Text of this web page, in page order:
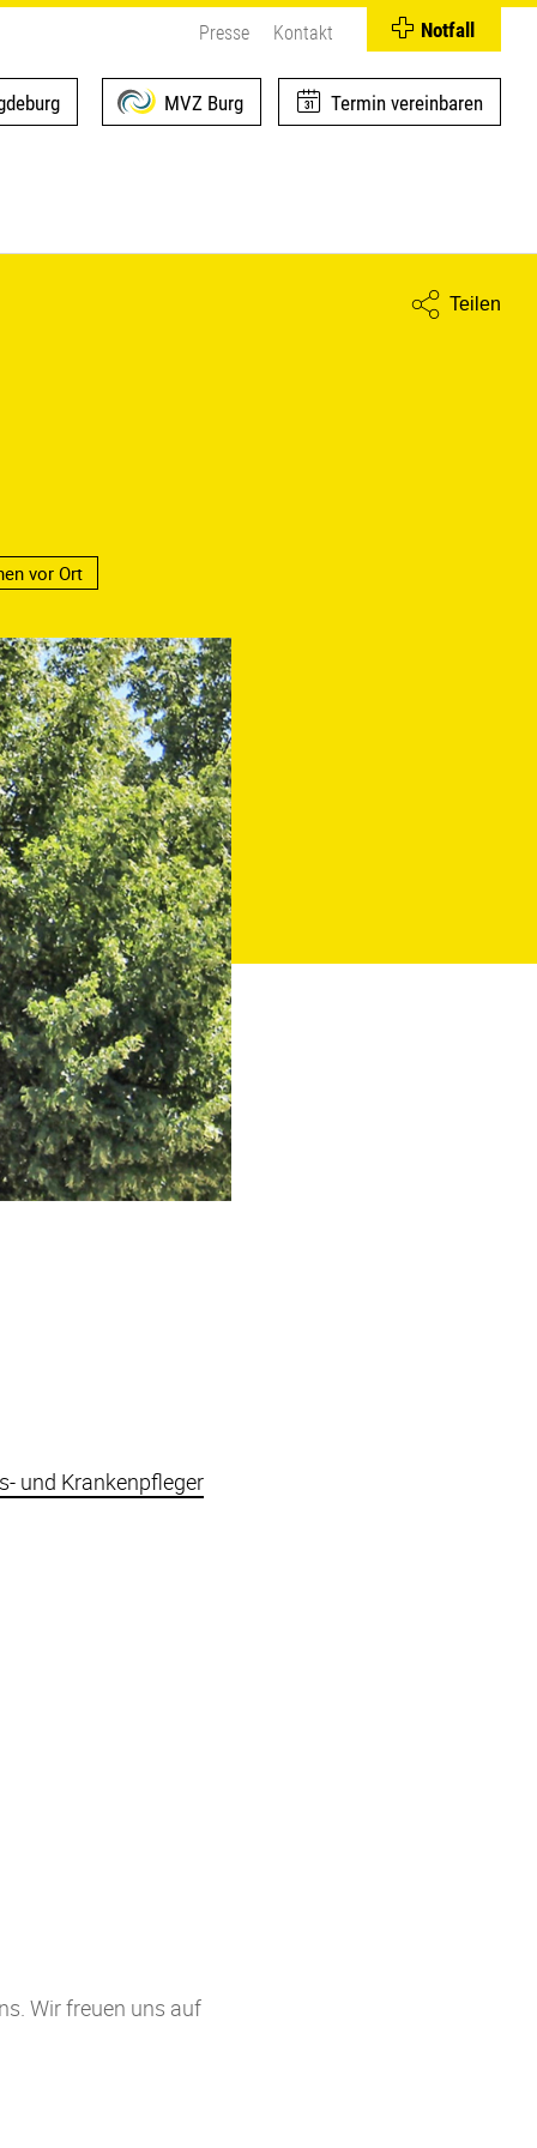
Presse Kontakt
MVZ Burg Termin vereinbaren
Notfall
Teilen
vor Ort
und Krankenpfleger
Wir freuen uns auf